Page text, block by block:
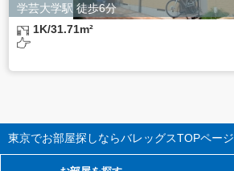
学芸大学駅 徒歩6分
1K/31.71m²
東京でお部屋探しならバレッグスTOPページ